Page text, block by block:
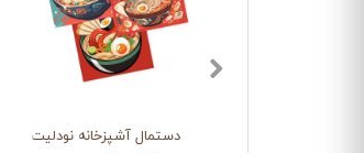
دستمال آشپزخانه نودلیت دلیشز